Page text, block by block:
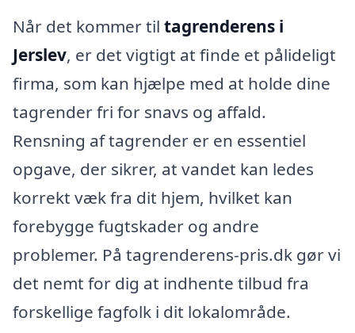
Når det kommer til tagrenderens i
Jerslev, er det vigtigt at finde et pålideligt
firma, som kan hjælpe med at holde dine
tagrender fri for snavs og affald.
Rensning af tagrender er en essentiel
opgave, der sikrer, at vandet kan ledes
korrekt væk fra dit hjem, hvilket kan
forebygge fugtskader og andre
problemer. På tagrenderens-pris.dk gør vi
det nemt for dig at indhente tilbud fra
forskellige fagfolk i dit lokalområde.